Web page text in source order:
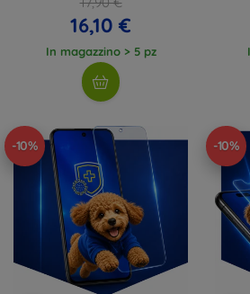
16,10 €
In magazzino > 5 pz
-10% -10%